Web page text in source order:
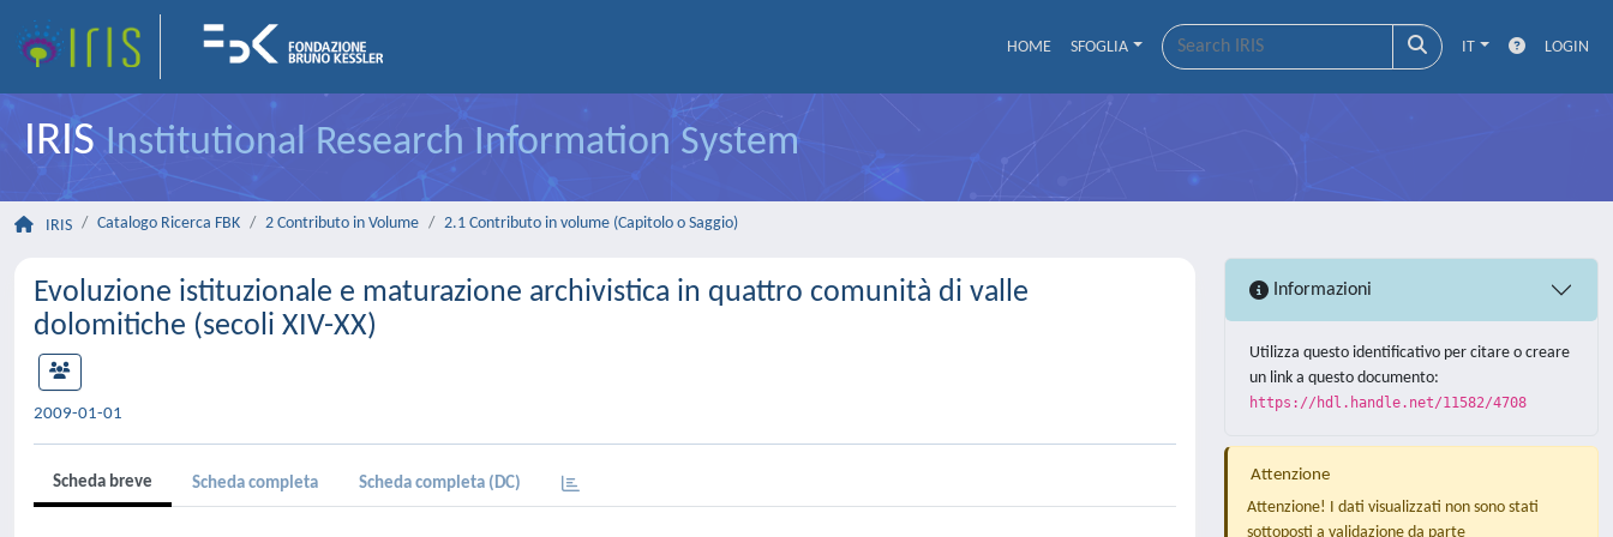
HOME SFOGLIA IT LOGIN
IRISInstitutional Research Information System
IRIS Catalogo Ricerca FBK 2 Contributo in Volume 2.1 Contributo in volume (Capitolo o Saggio)
Evoluzione istituzionale e maturazione archivistica in quattro comunità di valle
dolomitiche (secoli XIV-XX)
2009-01-01
Scheda breve Scheda completa Scheda completa (DC)
Informazioni
Utilizza questo identificativo per citare o creare
un link a questo documento:
https://hdl.handle.net/11582/4708
Attenzione
Attenzione! I dati visualizzati non sono stati
sottoposti a validazione da parte